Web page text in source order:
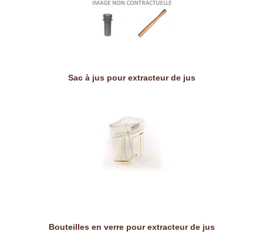
Sac à jus pour extracteur de jus
Bouteilles en verre pour extracteur de jus